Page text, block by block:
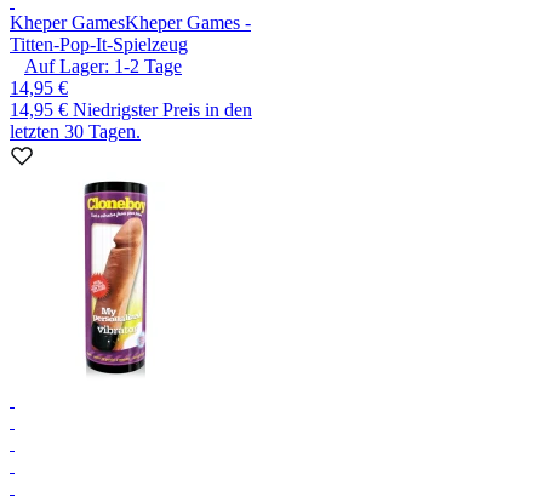
Kheper GamesKheper Games -
Titten-Pop-It-Spielzeug
Auf Lager: 1-2 Tage
14,95 €
14,95 € Niedrigster Preis in den
letzten 30 Tagen.